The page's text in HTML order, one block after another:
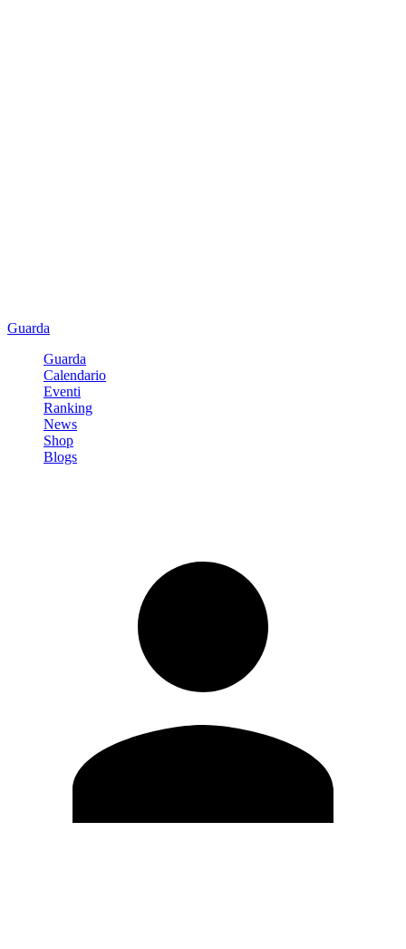
Guarda
Guarda
Calendario
Eventi
Ranking
News
Shop
Blogs